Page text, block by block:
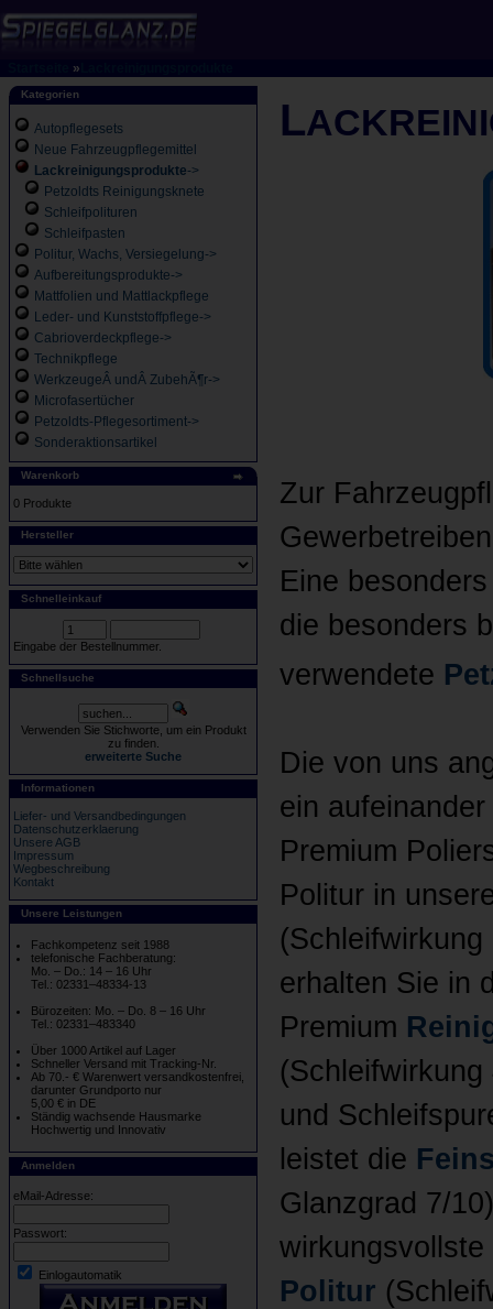
»
Kategorien
Autopflegesets
Neue Fahrzeugpflegemittel
Lackreinigungsprodukte->
Petzoldts Reinigungsknete
Schleifpolituren
Schleifpasten
Politur, Wachs, Versiegelung->
Aufbereitungsprodukte->
Mattfolien und Mattlackpflege
Leder- und Kunststoffpflege->
Cabrioverdeckpflege->
Technikpflege
WerkzeugeÂ undÂ ZubehÃ¶r->
Microfasertücher
Petzoldts-Pflegesortiment->
Sonderaktionsartikel
Warenkorb
0 Produkte
Hersteller
Schnelleinkauf
Eingabe der Bestellnummer.
Schnellsuche
Verwenden Sie Stichworte, um ein Produkt
zu finden.
erweiterte Suche
Informationen
Liefer- und Versandbedingungen
Datenschutzerklaerung
Unsere AGB
Impressum
Wegbeschreibung
Kontakt
Unsere Leistungen
Fachkompetenz seit 1988
telefonische Fachberatung:
Mo. – Do.: 14 – 16 Uhr
Tel.: 02331–48334-13
Bürozeiten: Mo. – Do. 8 – 16 Uhr
Tel.: 02331–483340
Über 1000 Artikel auf Lager
Schneller Versand mit Tracking-Nr.
Ab 70.- € Warenwert versandkostenfrei,
darunter Grundporto nur
5,00 € in DE
Ständig wachsende Hausmarke
Hochwertig und Innovativ
Anmelden
eMail-Adresse:
Passwort:
Einlogautomatik
L
Zur
Eine
die besonders
verwendete
Die von uns
ein
Premium
Politur in
erhalten Sie in
Premium
und
leistet die
Glanzgrad 7/
Politur